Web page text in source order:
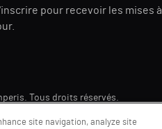
pour recevoir les mises à
Tous droits réservés.
site navigation, analyze site